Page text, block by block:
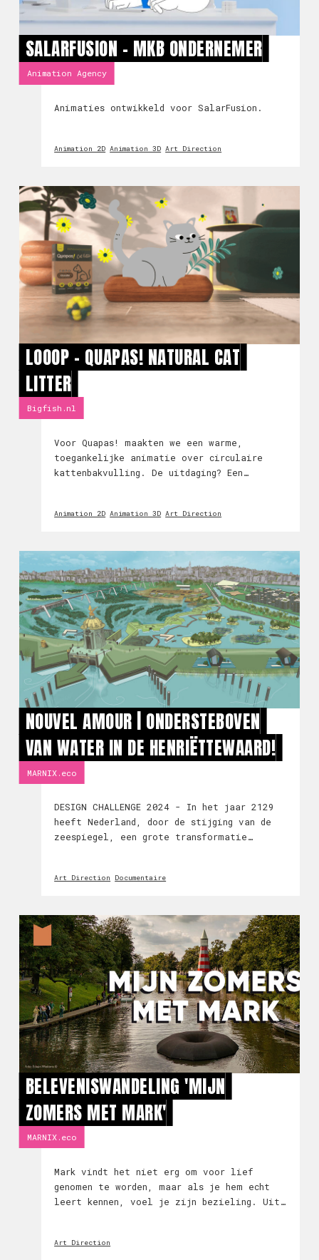
SALARFUSION - MKB ONDERNEMER
Animation Agency
Animaties ontwikkeld voor SalarFusion.
Animation 2D Animation 3D Art Direction
LOOOP - QUAPAS! NATURAL CAT
LITTER
Bigfish.nl
Voor Quapas! maakten we een warme,
toegankelijke animatie over circulaire
kattenbakvulling. De uitdaging? Een
raken. We ontwikkelden een helder verhaal
Animation 2D Animation 3D Art Direction
NOUVEL AMOUR | ONDERSTEBOVEN
VAN WATER IN DE HENRIËTTEWAARD!
MARNIX.eco
DESIGN CHALLENGE 2024 - In het jaar 2129
heeft Nederland, door de stijging van de
zeespiegel, een grote transformatie
Brabant. In dit innovatieve ontwerp vormen
Art Direction Documentaire
BELEVENISWANDELING 'MIJN
ZOMERS MET MARK'
MARNIX.eco
Mark vindt het niet erg om voor lief
genomen te worden, maar als je hem echt
leert kennen, voel je zijn bezieling. Uit
we als een moderne ‘Rattenvanger van
Art Direction